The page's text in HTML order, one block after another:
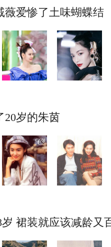
薇爱惨了土味蝴蝶结
20岁的朱茵
裙装就应该减龄又